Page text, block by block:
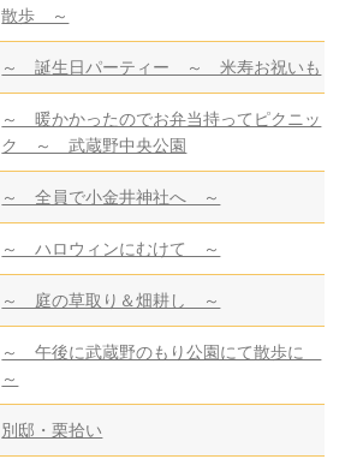
散歩 ～
～ 誕生日パーティー ～ 米寿お祝いも
～ 暖かかったのでお弁当持ってピクニッ
ク ～ 武蔵野中央公園
～ 全員で小金井神社へ ～
～ ハロウィンにむけて ～
～ 庭の草取り＆畑耕し ～
～ 午後に武蔵野のもり公園にて散歩に
～
別邸・栗拾い